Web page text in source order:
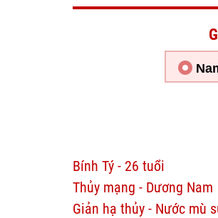
Bính Tý - 26 tuổi
Thủy mạng - Dương Nam
Giản hạ thủy - Nước mù